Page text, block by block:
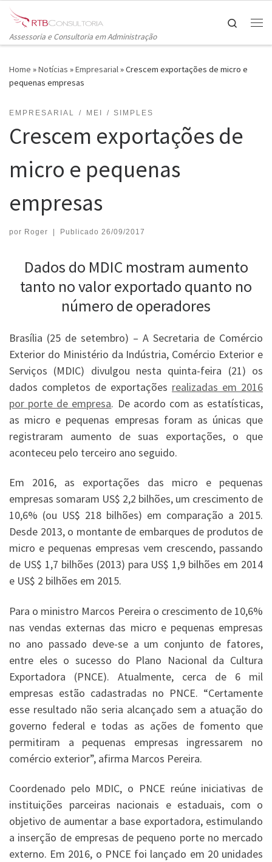
Skip to content
Assessoria e Consultoria em Administração
Search
Home »Notícias »Empresarial»Crescem exportações de micro e
pequenas empresas
EMPRESARIAL MEI SIMPLES
Crescem exportações de
micro e pequenas
empresas
por Roger | Publicado 26/09/2017
Dados do MDIC mostram aumento
tanto no valor exportado quanto no
número de operadores
Brasília (25 de setembro) – A Secretaria de Comércio
Exterior do Ministério da Indústria, Comércio Exterior e
Serviços (MDIC) divulgou nesta quinta-feira (21) os
dados completos de exportações realizadas em 2016
por porte de empresa. De acordo com as estatísticas,
as micro e pequenas empresas foram as únicas que
registraram aumento de suas exportações, o que
aconteceu pelo terceiro ano seguido.
Em 2016, as exportações das micro e pequenas
empresas somaram US$ 2,2 bilhões, um crescimento de
10,6% (ou US$ 218 bilhões) em comparação a 2015.
Desde 2013, o montante de embarques de produtos de
micro e pequenas empresas vem crescendo, passando
de US$ 1,7 bilhões (2013) para US$ 1,9 bilhões em 2014
e US$ 2 bilhões em 2015.
Para o ministro Marcos Pereira o crescimento de 10,6%
nas vendas externas das micro e pequenas empresas
no ano passado deve-se a um conjunto de fatores,
entre eles o sucesso do Plano Nacional da Cultura
Exportadora (PNCE). Atualmente, cerca de 6 mil
empresas estão cadastradas no PNCE. “Certamente
esse resultado não seria alcançado sem a atuação do
governo federal e todas as ações de fomento que
permitiram a pequenas empresas ingressarem no
comércio exterior”, afirma Marcos Pereira.
Coordenado pelo MDIC, o PNCE reúne iniciativas de
instituições parceiras nacionais e estaduais, com o
objetivo de aumentar a base exportadora, estimulando
a inserção de empresas de pequeno porte no mercado
externo. Em 2016, o PNCE foi lançado em 20 unidades